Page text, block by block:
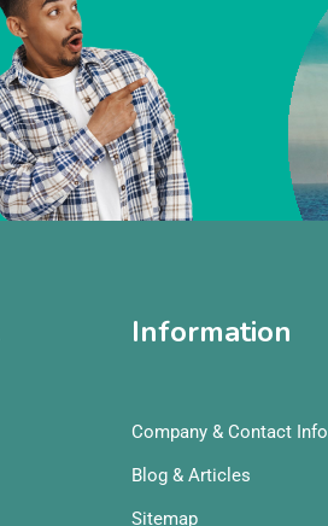
Information
Company & Contact Info
Blog & Articles
Sitemap